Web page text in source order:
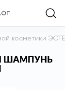
косметики
ШАМПУНЬ